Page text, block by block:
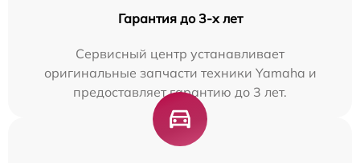
Гарантия до 3-х лет
Сервисный центр устанавливает
оригинальные запчасти техники Yamaha и
предоставляет гарантию до 3 лет.